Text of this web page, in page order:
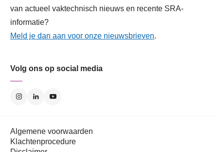
van actueel vaktechnisch nieuws en recente SRA-
informatie?
Meld je dan aan voor onze nieuwsbrieven.
Volg ons op social media
Algemene voorwaarden
Klachtenprocedure